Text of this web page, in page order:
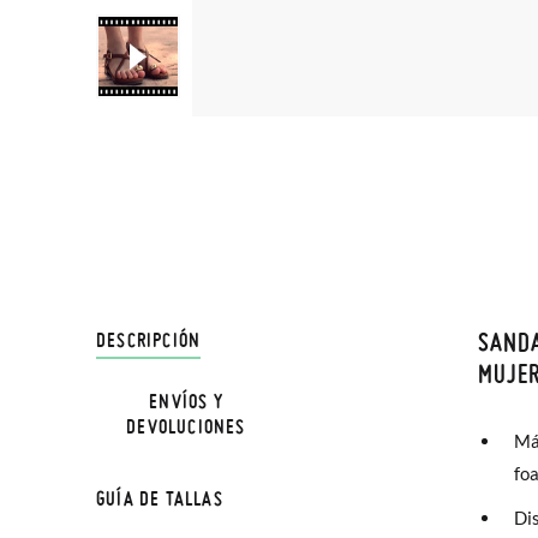
DESCRIPCIÓN
ENVÍOS Y
DEVOLUCIONES
En
hasta
poco
GUÍA DE TALLAS